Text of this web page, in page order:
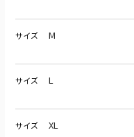
サイズ M
サイズ L
サイズ XL